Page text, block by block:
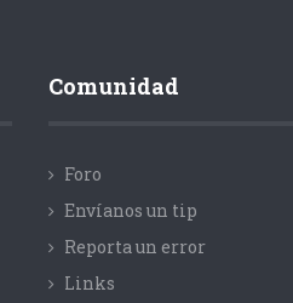
Comunidad
Foro
Envíanos un tip
Reporta un error
Links